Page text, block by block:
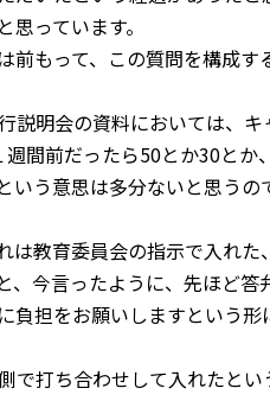
っています。
もって、この質問を構成す
説明会の資料においては、キ
間前だったら50とか30とか
う意思は多分ないと思うの
教育委員会の指示で入れた
、今言ったように、先ほど答
負担をお願いしますという形
打ち合わせして入れたとい